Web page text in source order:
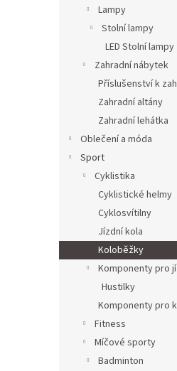
Lampy
Stolní lampy
LED Stolní lampy
Zahradní nábytek
Příslušenství k
Zahradní altány
Zahradní lehátka
Oblečení a móda
Sport
Cyklistika
Cyklistické helmy
Cyklosvítilny
Jízdní kola
Koloběžky
Komponenty pro
Hustilky
Komponenty pro
Fitness
Míčové sporty
Badminton